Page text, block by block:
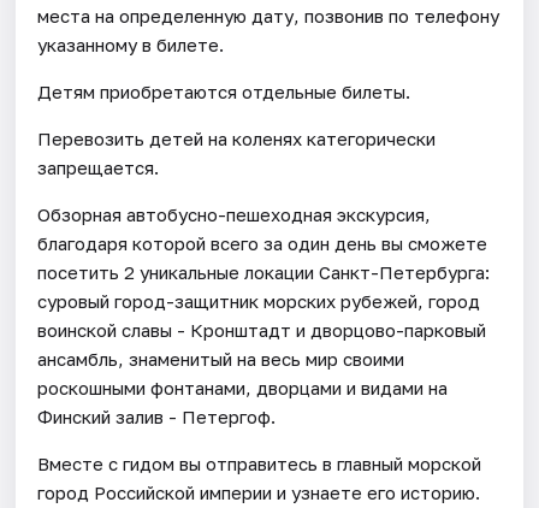
места на определенную дату, позвонив по телефону
указанному в билете.
Детям приобретаются отдельные билеты.
Перевозить детей на коленях категорически
запрещается.
Обзорная автобусно-пешеходная экскурсия,
благодаря которой всего за один день вы сможете
посетить 2 уникальные локации Санкт-Петербурга:
суровый город-защитник морских рубежей, город
воинской славы - Кронштадт и дворцово-парковый
ансамбль, знаменитый на весь мир своими
роскошными фонтанами, дворцами и видами на
Финский залив - Петергоф.
Вместе с гидом вы отправитесь в главный морской
город Российской империи и узнаете его историю.